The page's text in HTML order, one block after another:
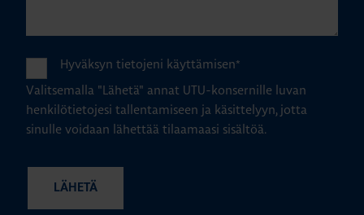
Hyväksyn tietojeni käyttämisen*
Valitsemalla "Lähetä" annat UTU-konsernille luvan
henkilötietojesi tallentamiseen ja käsittelyyn, jotta
sinulle voidaan lähettää tilaamaasi sisältöä.